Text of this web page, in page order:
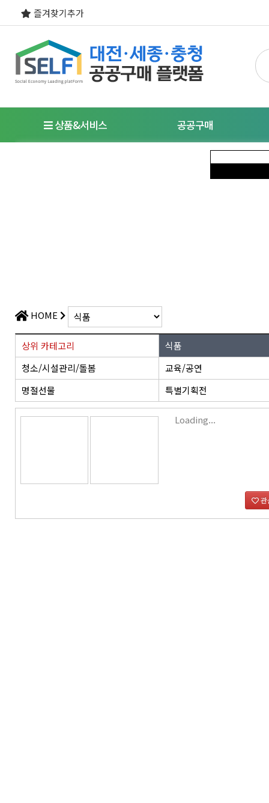
즐겨찾기추가
상품&서비스 공공구매
사회적경제기업이란?
가치플러스
HOME
상위 카테고리
식품
청소/시설관리/돌봄
교육/공연
명절선물
특별기획전
Loading...
관